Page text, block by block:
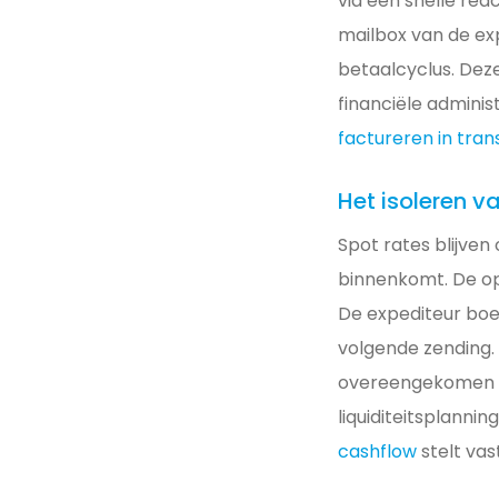
mailbox van de
betaalcyclus.
financiële
factureren in
Het isoleren
Spot rates
binnenkomt. De
De expediteur
volgende
cashflowstelt